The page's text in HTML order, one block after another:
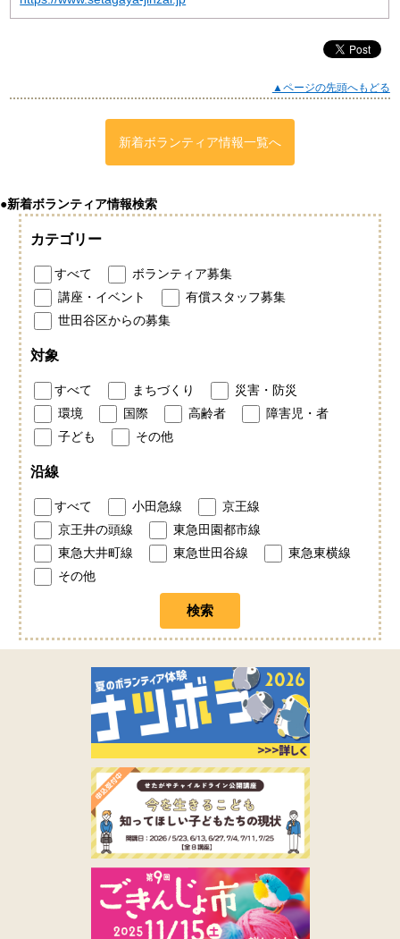
▲ページの先頭へもどる
新着ボランティア情報一覧へ
●新着ボランティア情報検索
カテゴリー
すべて
ボランティア募集
講座・イベント
有償スタッフ募集
世田谷区からの募集
対象
すべて まちづくり
災害・防災
環境
国際 高齢者
障害児・者
子ども
その他
沿線
すべて 小田急線
京王線
京王井の頭線
東急田園都市線
東急大井町線
東急世田谷線
東急東横線
その他